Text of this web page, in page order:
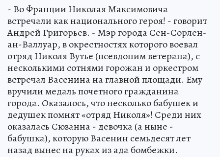
- Во Франции Николая Максимовича
встречали как национального героя! - говорит
Андрей Григорьев. - Мэр города Сен-Сорлен-
ан-Валлуар, в окрестностях которого воевал
отряд Николя Вутье (псевдоним ветерана), с
несколькими сотнями горожан и оркестром
встречал Васенина на главной площади. Ему
вручили медаль почетного гражданина
города. Оказалось, что несколько бабушек и
дедушек помнят «отряд Николя»! Среди них
оказалась Сюзанна - девочка (а ныне -
бабушка), которую Васенин семьдесят лет
назад вынес на руках из ада бомбежки.